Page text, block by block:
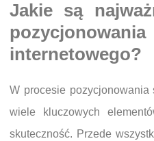
Jakie są
internetowego?
W procesie
wiele kluczowych
skuteczność. Przede